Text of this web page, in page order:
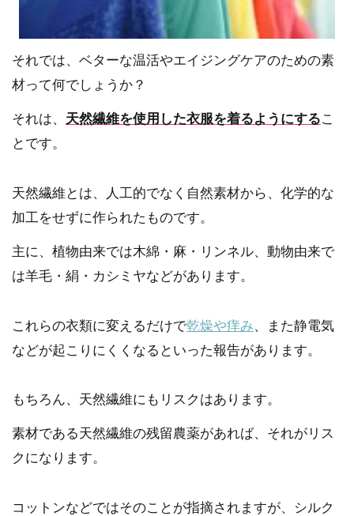
それでは、ベターな温活やエイジングケアのための素
材って何でしょうか？
それは、 天然繊維を使用した衣服を着るようにするこ
とです。
天然繊維とは、人工的でなく自然素材から、化学的な
加工をせずに作られたものです。
主に、植物由来では木綿・麻・リンネル、動物由来で
は羊毛・絹・カシミヤなどがあります。
これらの衣類に変えるだけで乾燥や痒み、また静電気
などが起こりにくくなるといった報告があります。
もちろん、天然繊維にもリスクはあります。
素材である天然繊維の残留農薬があれば、それがリス
クになります。
コットンなどではそのことが指摘されますが、シルク